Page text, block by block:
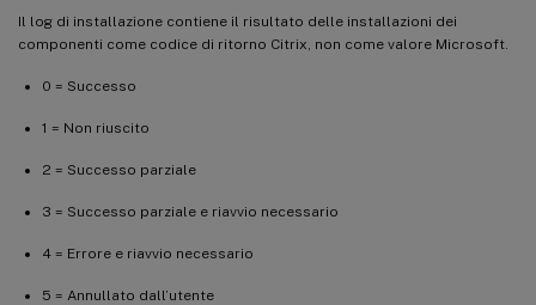
Il log di installazione contiene il risultato delle installazioni dei
componenti come codice di ritorno Citrix, non come valore Microsoft.
0 = Successo
1 = Non riuscito
2 = Successo parziale
3 = Successo parziale e riavvio necessario
4 = Errore e riavvio necessario
5 = Annullato dall’utente